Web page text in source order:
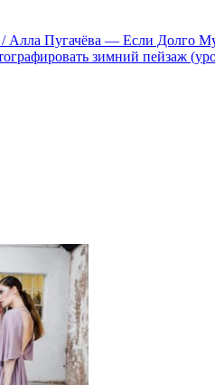
/ Алла Пугачёва — Если Долго
зимний пейзаж